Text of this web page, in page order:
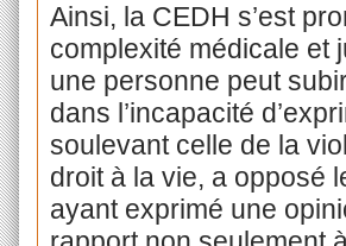
Ainsi, la CEDH s’est
complexité médicale et
une personne peut
dans l’incapacité
soulevant celle de la
droit à la vie, a opposé
ayant exprimé une